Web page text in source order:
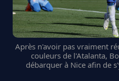
Après n'avoir pas vraiment
couleurs de l'Atalanta,
débarquer à Nice afin de